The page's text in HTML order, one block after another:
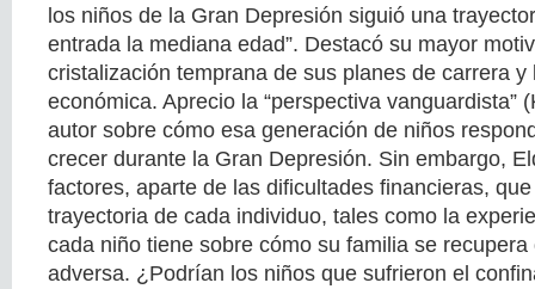
los niños de la Gran Depresión siguió una
entrada la mediana edad”. Destacó su mayor
cristalización temprana de sus planes de carrera y
económica. Aprecio la “perspectiva vanguardista”
autor sobre cómo esa generación de niños
crecer durante la Gran Depresión. Sin embargo,
factores, aparte de las dificultades financieras,
trayectoria de cada individuo, tales como la
cada niño tiene sobre cómo su familia se
adversa. ¿Podrían los niños que sufrieron el